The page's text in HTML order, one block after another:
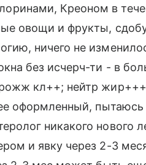
Креоном в
овощи и фрукты,
ничего не
без исчерч-ти - в
кл++; нейтр
оформленный, пытаюсь
никакого нового
и явку через 2-3